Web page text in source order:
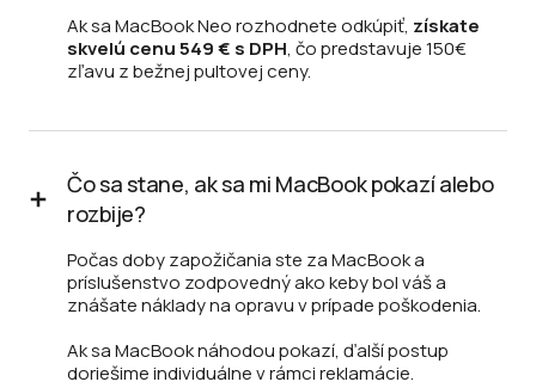
Ak sa MacBook Neo rozhodnete odkúpiť, získate
skvelú cenu 549 € s DPH, čo predstavuje 150€
zľavu z bežnej pultovej ceny.
Čo sa stane, ak sa mi MacBook pokazí alebo
rozbije?
Počas doby zapožičania ste za MacBook a
príslušenstvo zodpovedný ako keby bol váš a
znášate náklady na opravu v prípade poškodenia.
Ak sa MacBook náhodou pokazí, ďalší postup
doriešime individuálne v rámci reklamácie.